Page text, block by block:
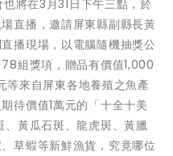
將在3月31日下午三點，於
直播，邀請屏東縣副縣長黃
播現場，以電腦隨機抽獎公
組獎項，贈品有價值1,000
來自屏東各地養殖之魚產
待價值1萬元的「十全十美
、黃瓜石斑、龍虎斑、黃臘
草蝦等新鮮漁貨，究竟哪位